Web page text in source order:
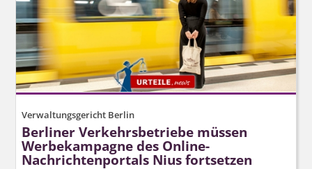
Verwaltungsgericht Berlin
Berliner Verkehrsbetriebe müssen
Werbekampagne des Online-
Nachrichtenportals Nius fortsetzen